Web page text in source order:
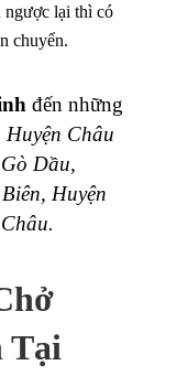
ngược lại thì có
chuyển.
đến những
Châu
Dầu,
Huyện
Tại